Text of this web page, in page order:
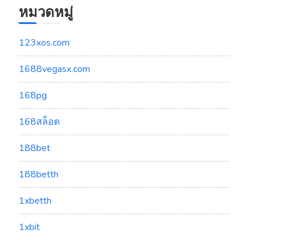
หมวดหมู่
123xos.com
1688vegasx.com
168pg
168สล็อต
188bet
188betth
1xbetth
1xbit